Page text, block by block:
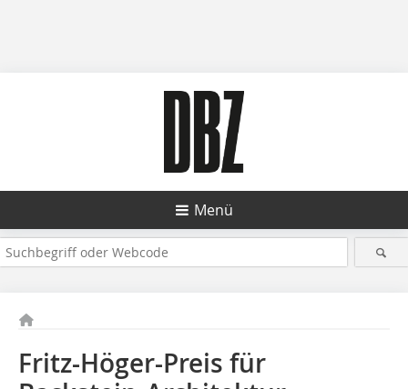
Menü
Fritz-Höger-Preis für